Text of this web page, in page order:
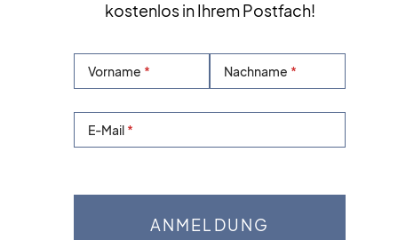
kostenlos in Ihrem Postfach!
Vorname Nachname
E-Mail